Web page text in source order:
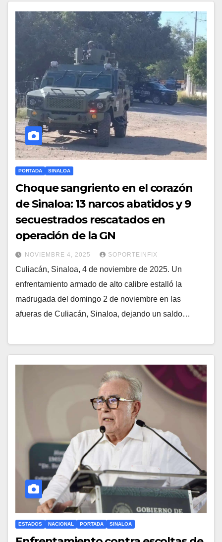
PORTADA SINALOA
Choque sangriento en el corazón
de Sinaloa: 13 narcos abatidos y 9
secuestrados rescatados en
operación de la GN
NOVIEMBRE 4, 2025 SOPORTEINFIX
Culiacán, Sinaloa, 4 de noviembre de 2025. Un
enfrentamiento armado de alto calibre estalló la
madrugada del domingo 2 de noviembre en las
afueras de Culiacán, Sinaloa, dejando un saldo…
ESTADOS NACIONAL PORTADA SINALOA